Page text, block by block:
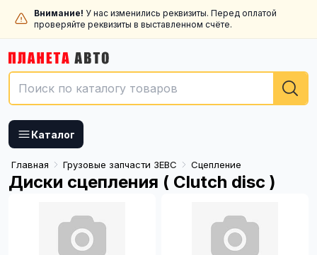
Внимание! У нас изменились реквизиты. Перед оплатой
проверяйте реквизиты в выставленном счёте.
Каталог
Главная Грузовые запчасти ЗЕВС Сцепление
Диски сцепления ( Clutch disc )